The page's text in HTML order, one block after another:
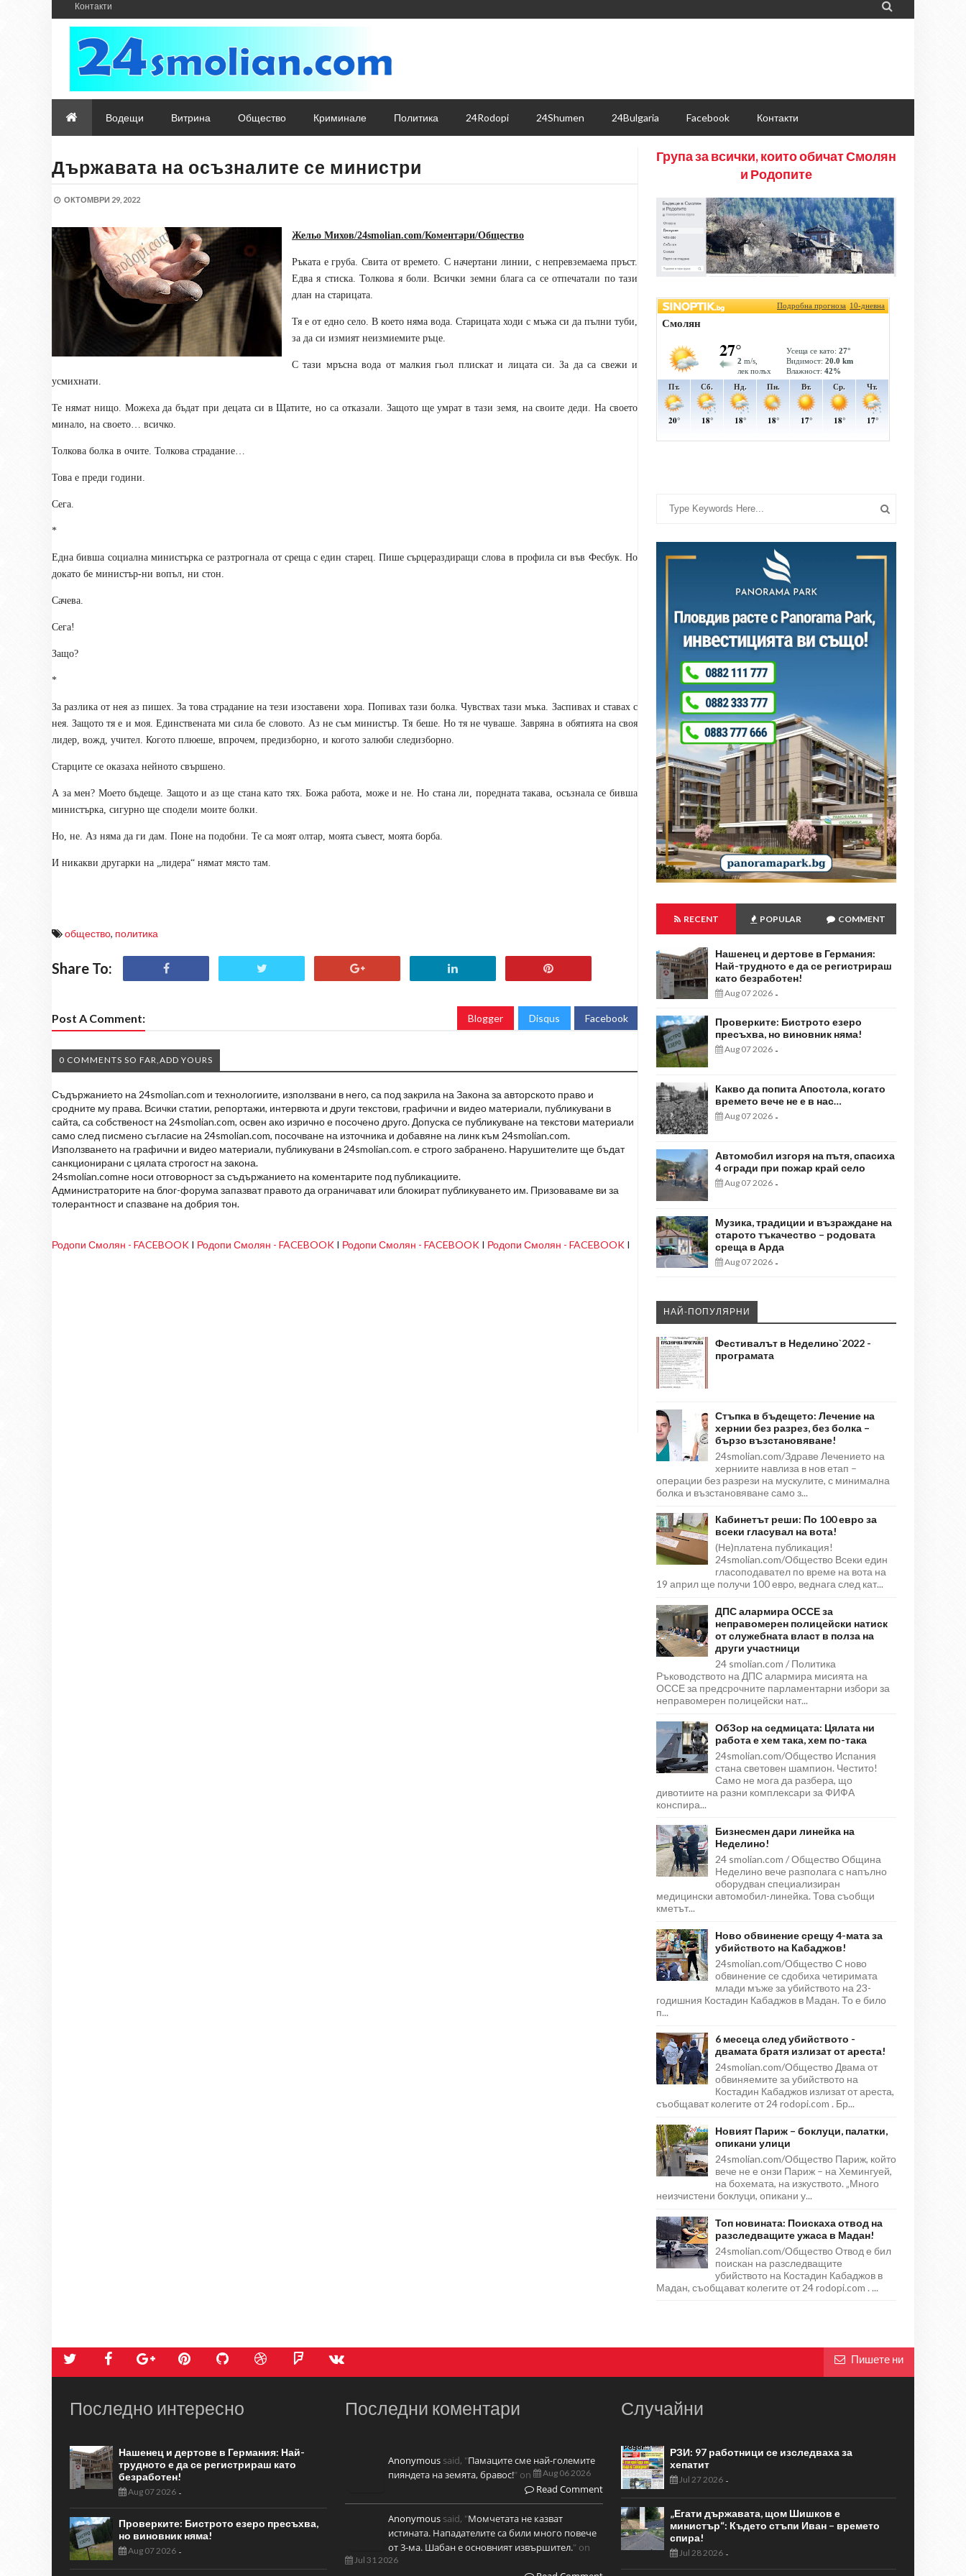
Контакти 
Водещи Витрина Общество Криминале Политика 24Rodopi 24Shumen 24Bulgaria Facebook Контакти
Държавата на осъзналите се министри
ОКТОМВРИ 29, 2022
Жельо Михов/24smolian.com/Коментари/Общество
Ръката е груба. Свита от времето. С начертани линии, с непревземаема пръст.
Едва я стиска. Толкова я боли. Всички земни блага са се отпечатали по тази
длан на старицата.
Тя е от едно село. В което няма вода. Старицата ходи с мъжа си да пълни туби,
за да си измият неизмиемите ръце.
С тази мръсна вода от малкия гьол плискат и лицата си. За да са свежи и
усмихнати.
Те нямат нищо. Можеха да бъдат при децата си в Щатите, но са отказали. Защото ще умрат в тази земя, на своите деди. На своето
минало, на своето… всичко.
Толкова болка в очите. Толкова страдание…
Това е преди години.
Сега.
*
Една бивша социална министърка се разтрогнала от среща с един старец. Пише сърцераздиращи слова в профила си във Фесбук. Но
докато бе министър-ни вопъл, ни стон.
Сачева.
Сега!
Защо?
*
За разлика от нея аз пишех. За това страдание на тези изоставени хора. Попивах тази болка. Чувствах тази мъка. Заспивах и ставах с
нея. Защото тя е и моя. Единствената ми сила бе словото. Аз не съм министър. Тя беше. Но тя не чуваше. Завряна в обятията на своя
лидер, вожд, учител. Когото плюеше, впрочем, предизборно, и когото залюби следизборно.
Старците се оказаха нейното свършено.
А за мен? Моето бъдеще. Защото и аз ще стана като тях. Божа работа, може и не. Но стана ли, поредната такава, осъзнала се бивша
министърка, сигурно ще сподели моите болки.
Но, не. Аз няма да ги дам. Поне на подобни. Те са моят олтар, моята съвест, моята борба.
И никакви другарки на „лидера“ нямат място там.
общество, политика
Share To:
Post A Comment: Blogger Disqus Facebook
0 COMMENTS SO FAR,ADD YOURS
Съдържанието на 24smolian.com и технологиите, използвани в него, са под закрила на Закона за авторското право и
сродните му права. Всички статии, репортажи, интервюта и други текстови, графични и видео материали, публикувани в
сайта, са собственост на 24smolian.com, освен ако изрично е посочено друго. Допуска се публикуване на текстови материали
само след писмено съгласие на 24smolian.com, посочване на източника и добавяне на линк към 24smolian.com.
Използването на графични и видео материали, публикувани в 24smolian.com. е строго забранено. Нарушителите ще бъдат
санкционирани с цялата строгост на закона.
24smolian.comне носи отговорност за съдържанието на коментарите под публикациите.
Администраторите на блог-форума запазват правото да ограничават или блокират публикуването им. Призоваваме ви за
толерантност и спазване на добрия тон.
Родопи Смолян - FACEBOOK I Родопи Смолян - FACEBOOK I Родопи Смолян - FACEBOOK I Родопи Смолян - FACEBOOK I
Група за всички, които обичат Смолян
и Родопите
RECENT POPULAR COMMENT
Нашенец и дертове в Германия:
Най-трудното е да се регистрираш
като безработен!
Aug 07 2026 -
Проверките: Бистрото езеро
пресъхва, но виновник няма!
Aug 07 2026 -
Какво да попита Апостола, когато
времето вече не е в нас…
Aug 07 2026 -
Автомобил изгоря на пътя, спасиха
4 сгради при пожар край село
Aug 07 2026 -
Музика, традиции и възраждане на
старото тъкачество – родовата
среща в Арда
Aug 07 2026 -
НАЙ-ПОПУЛЯРНИ
Фестивалът в Неделино`2022 -
програмата
Стъпка в бъдещето: Лечение на
хернии без разрез, без болка –
бързо възстановяване!
24smolian.com/Здраве Лечението на
херниите навлиза в нов етап –
операции без разрези на мускулите, с минимална
болка и възстановяване само з...
Кабинетът реши: По 100 евро за
всеки гласувал на вота!
(Не)платена публикация!
24smolian.com/Общество Всеки един
гласоподавател по време на вота на
19 април ще получи 100 евро, веднага след кат...
ДПС алармира ОССЕ за
неправомерен полицейски натиск
от служебната власт в полза на
други участници
24 smolian.com / Политика
Ръководството на ДПС алармира мисията на
ОССЕ за предсрочните парламентарни избори за
неправомерен полицейски нат...
ОбЗор на седмицата: Цялата ни
работа е хем така, хем по-така
24smolian.com/Общество Испания
стана световен шампион. Честито!
Само не мога да разбера, що
дивотиите на разни комплексари за ФИФА
конспира...
Бизнесмен дари линейка на
Неделино!
24 smolian.com / Общество Община
Неделино вече разполага с напълно
оборудван специализиран
медицински автомобил-линейка. Това съобщи
кметът...
Ново обвинение срещу 4-мата за
убийството на Кабаджов!
24smolian.com/Общество С ново
обвинение се сдобиха четиримата
млади мъже за убийството на 23-
годишния Костадин Кабаджов в Мадан. То е било
п...
6 месеца след убийството -
двамата братя излизат от ареста!
24smolian.com/Общество Двама от
обвиняемите за убийството на
Костадин Кабаджов излизат от ареста,
съобщават колегите от 24 rodopi.com . Бр...
Новият Париж – боклуци, палатки,
опикани улици
24smolian.com/Общество Париж, който
вече не е онзи Париж – на Хемингуей,
на бохемата, на изкуството. „Много
неизчистени боклуци, опикани у...
Топ новината: Поискаха отвод на
разследващите ужаса в Мадан!
24smolian.com/Общество Отвод е бил
поискан на разследващите
убийството на Костадин Кабаджов в
Мадан, съобщават колегите от 24 rodopi.com . ...
Пишете ни
Последно интересно
Нашенец и дертове в Германия: Най-
трудното е да се регистрираш като
безработен!
Aug 07 2026 -
Проверките: Бистрото езеро пресъхва,
но виновник няма!
Aug 07 2026 -
Последни коментари
Anonymous said, "Памаците сме най-големите
пияндета на земята, бравос!" on Aug 06 2026
Read Comment
Anonymous said, "Момчетата не казват
истината. Нападателите са били много повече
от 3-ма. Шабан е основният извършител." on
Jul 31 2026
Случайни
РЗИ: 97 работници се изследваха за
хепатит
Jul 27 2026-
„Егати държавата, щом Шишков е
министър“: Където стъпи Иван – времето
спира!
Jul 28 2026-